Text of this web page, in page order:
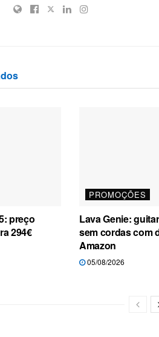
preço
294€
PROMOÇÕES
Lava Genie:
sem cordas com
Amazon
05/08/2026